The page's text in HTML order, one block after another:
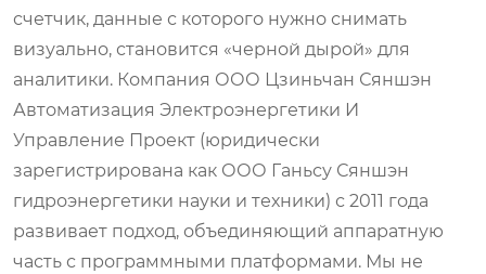
счетчик, данные с которого нужно снимать
визуально, становится «черной дырой» для
аналитики. Компания ООО Цзиньчан Сяншэн
Автоматизация Электроэнергетики И
Управление Проект (юридически
зарегистрирована как ООО Ганьсу Сяншэн
гидроэнергетики науки и техники) с 2011 года
развивает подход, объединяющий аппаратную
часть с программными платформами. Мы не